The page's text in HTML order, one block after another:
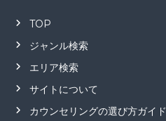
TOP
ジャンル検索
エリア検索
サイトについて
カウンセリングの選び方ガイド